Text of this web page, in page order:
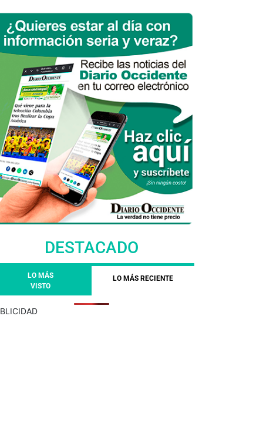
DESTACADO
LO MÁS
VISTO
LO MÁS RECIENTE